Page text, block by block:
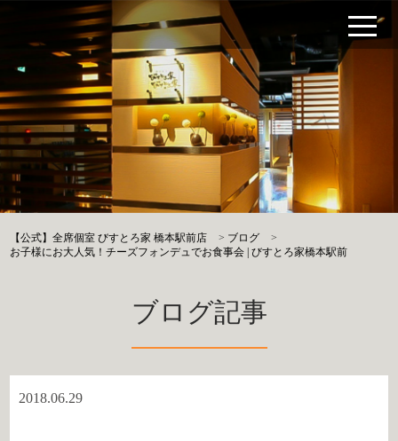
【公式】全席個室 びすとろ家 橋本駅前店 > ブログ
>
お子様にお大人気！チーズフォンデュでお食事会 | びすとろ家橋本駅前
ブログ記事
2018.06.29